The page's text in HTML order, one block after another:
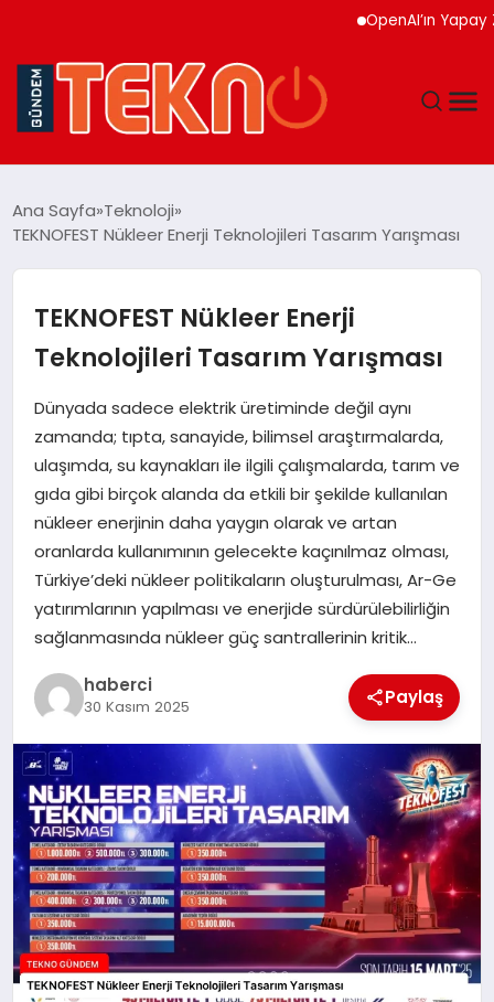
OpenAI’ın Yapay
DÜNYA
EĞITIM
EKONOMI
MAGAZIN
SIYASET
SPOR
YAŞAM
Ana Sayfa Teknoloji
TEKNOFEST Nükleer Enerji Teknolojileri Tasarım Yarışması
TEKNOFEST Nükleer Enerji
Teknolojileri Tasarım Yarışması
Dünyada sadece elektrik üretiminde değil aynı
zamanda; tıpta, sanayide, bilimsel araştırmalarda,
ulaşımda, su kaynakları ile ilgili çalışmalarda, tarım ve
gıda gibi birçok alanda da etkili bir şekilde kullanılan
nükleer enerjinin daha yaygın olarak ve artan
oranlarda kullanımının gelecekte kaçınılmaz olması,
Türkiye’deki nükleer politikaların oluşturulması, Ar-Ge
yatırımlarının yapılması ve enerjide sürdürülebilirliğin
sağlanmasında nükleer güç santrallerinin kritik…
haberci
30 Kasım 2025 Paylaş